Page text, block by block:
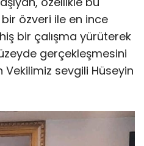
özveri ile en ince
bir çalışma yürüterek
gerçekleşmesini
sevgili Hüseyin